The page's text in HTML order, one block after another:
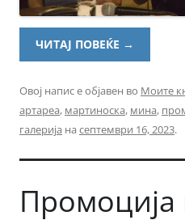
ЧИТАЈ ПОВЕЌЕ →
Овој напис е објавен во Моите
артареа, мартиноска, мина,
галерија на септември 16, 2023.
Промоција